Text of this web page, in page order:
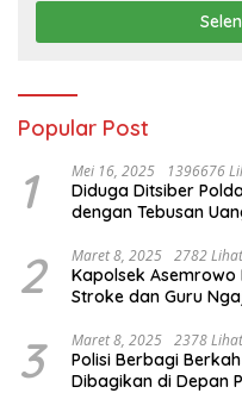
Popular Post
1 Mei 16, 2025 1396676
Diduga Ditsiber
dengan Tebusan
2 Maret 8, 2025 2782 Lihat
Kapolsek
Stroke dan Guru
3 Maret 8, 2025 2378 Lihat
Polisi Berbagi
Dibagikan di Depan